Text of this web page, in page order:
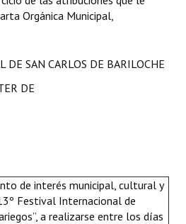
Orgánica Municipal,
DE SAN CARLOS DE BARILOCHE
DE
de interés municipal, cultural y
Festival Internacional de
a realizarse entre los días